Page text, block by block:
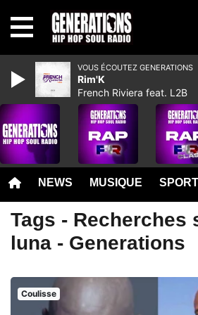
NEWS MUSIQUE SPORT
Tags - Recherches
luna - Generations
Coulisse
VOUS ÉCOUTEZ GENERATIONS
Rim'K
French Riviera feat. L2B